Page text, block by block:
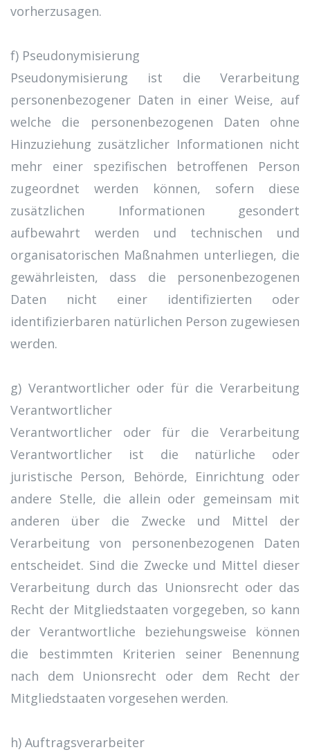
vorherzusagen.
f) Pseudonymisierung
Pseudonymisierung ist die Verarbeitung
personenbezogener Daten in einer Weise, auf
welche die personenbezogenen Daten ohne
Hinzuziehung zusätzlicher Informationen nicht
mehr einer spezifischen betroffenen Person
zugeordnet werden können, sofern diese
zusätzlichen Informationen gesondert
aufbewahrt werden und technischen und
organisatorischen Maßnahmen unterliegen, die
gewährleisten, dass die personenbezogenen
Daten nicht einer identifizierten oder
identifizierbaren natürlichen Person zugewiesen
werden.
g) Verantwortlicher oder für die Verarbeitung
Verantwortlicher
Verantwortlicher oder für die Verarbeitung
Verantwortlicher ist die natürliche oder
juristische Person, Behörde, Einrichtung oder
andere Stelle, die allein oder gemeinsam mit
anderen über die Zwecke und Mittel der
Verarbeitung von personenbezogenen Daten
entscheidet. Sind die Zwecke und Mittel dieser
Verarbeitung durch das Unionsrecht oder das
Recht der Mitgliedstaaten vorgegeben, so kann
der Verantwortliche beziehungsweise können
die bestimmten Kriterien seiner Benennung
nach dem Unionsrecht oder dem Recht der
Mitgliedstaaten vorgesehen werden.
h) Auftragsverarbeiter